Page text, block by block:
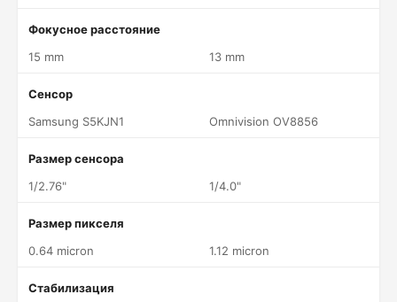
Фокусное расстояние
15 mm
13 mm
Сенсор
Samsung S5KJN1
Omnivision OV8856
Размер сенсора
1/2.76"
1/4.0"
Размер пикселя
0.64 micron
1.12 micron
Стабилизация